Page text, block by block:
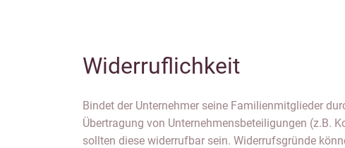
Widerruflichkeit
Bindet der Unternehmer seine Familienmitglieder
Übertragung von Unternehmensbeteiligungen (z.B.
sollten diese widerrufbar sein. Widerrufsgründe